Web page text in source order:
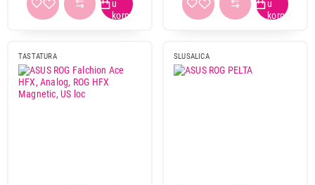
TASTATURA SLUSALICA